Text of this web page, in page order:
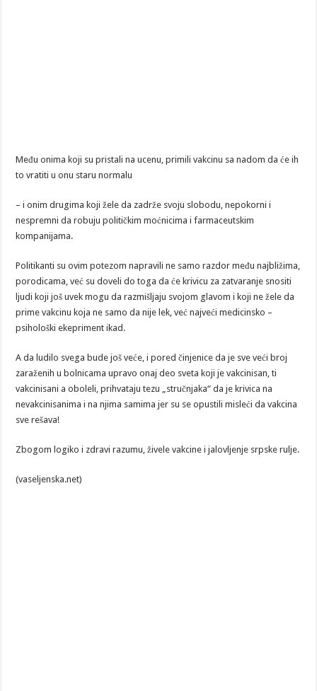
Među onima koji su pristali na ucenu, primili vakcinu sa nadom da će ih
to vratiti u onu staru normalu
– i onim drugima koji žele da zadrže svoju slobodu, nepokorni i
nespremni da robuju političkim moćnicima i farmaceutskim
kompanijama.
Politikanti su ovim potezom napravili ne samo razdor među najbližima,
porodicama, već su doveli do toga da će krivicu za zatvaranje snositi
ljudi koji još uvek mogu da razmišljaju svojom glavom i koji ne žele da
prime vakcinu koja ne samo da nije lek, već najveći medicinsko –
psihološki ekepriment ikad.
A da ludilo svega bude još veće, i pored činjenice da je sve veći broj
zaraženih u bolnicama upravo onaj deo sveta koji je vakcinisan, ti
vakcinisani a oboleli, prihvataju tezu „stručnjaka“ da je krivica na
nevakcinisanima i na njima samima jer su se opustili misleći da vakcina
sve rešava!
Zbogom logiko i zdravi razumu, živele vakcine i jalovljenje srpske rulje.
(vaseljenska.net)